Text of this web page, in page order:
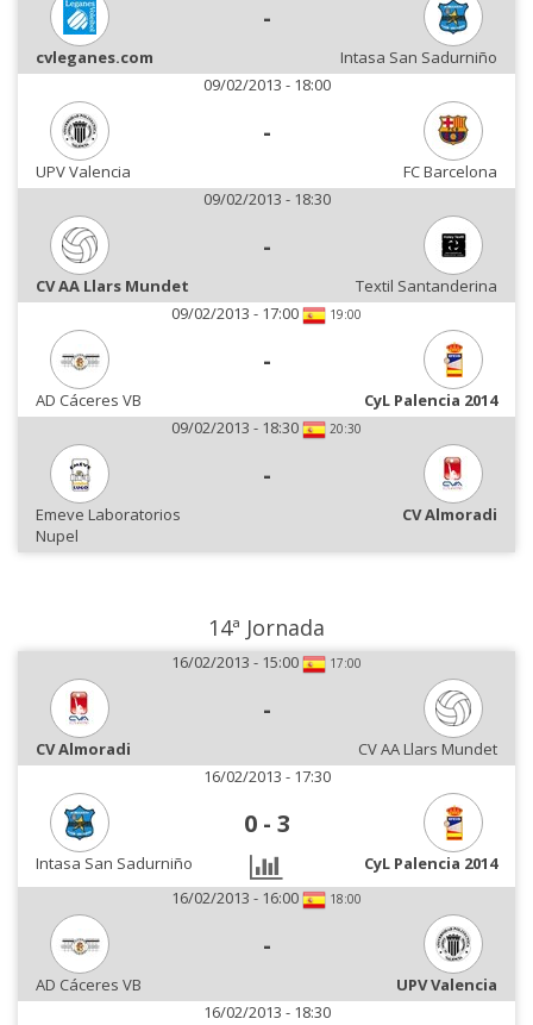
-
cvleganes.com
Intasa San Sadurniño
09/02/2013 - 18:00
-
UPV Valencia
FC Barcelona
09/02/2013 - 18:30
-
CV AA Llars Mundet
Textil Santanderina
09/02/2013 - 17:00
19:00
-
AD Cáceres VB
CyL Palencia 2014
09/02/2013 - 18:30
20:30
-
Emeve Laboratorios
Nupel
CV Almoradi
14ª Jornada
16/02/2013 - 15:00 17:00
-
CV Almoradi
CV AA Llars Mundet
16/02/2013 - 17:30
0 - 3
Intasa San Sadurniño
CyL Palencia 2014
16/02/2013 - 16:00
18:00
-
AD Cáceres VB
UPV Valencia
16/02/2013 - 18:30